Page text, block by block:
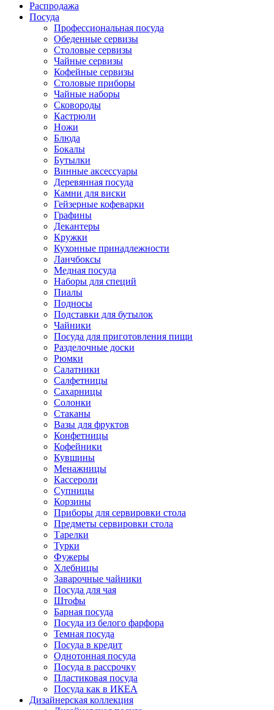
Распродажа
Посуда
Профессиональная посуда
Обеденные сервизы
Столовые сервизы
Чайные сервизы
Кофейные сервизы
Столовые приборы
Чайные наборы
Сковороды
Кастрюли
Ножи
Блюда
Бокалы
Бутылки
Винные аксессуары
Деревянная посуда
Камни для виски
Гейзерные кофеварки
Графины
Декантеры
Кружки
Кухонные принадлежности
Ланчбоксы
Медная посуда
Наборы для специй
Пиалы
Подносы
Подставки для бутылок
Чайники
Посуда для приготовления пищи
Разделочные доски
Рюмки
Салатники
Салфетницы
Сахарницы
Солонки
Стаканы
Вазы для фруктов
Конфетницы
Кофейники
Кувшины
Менажницы
Кассероли
Супницы
Корзины
Приборы для сервировки стола
Предметы сервировки стола
Тарелки
Турки
Фужеры
Хлебницы
Заварочные чайники
Посуда для чая
Штофы
Барная посуда
Посуда из белого фарфора
Темная посуда
Посуда в кредит
Однотонная посуда
Посуда в рассрочку
Пластиковая посуда
Посуда как в ИКЕА
Дизайнерская коллекция